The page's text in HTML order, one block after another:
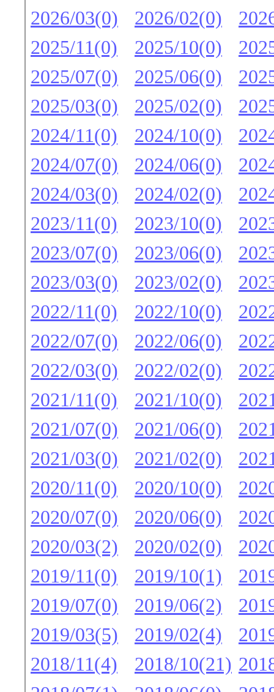
2026/03(0)
2026/02(0)
2025/11(0)
2025/10(0)
2025/07(0)
2025/06(0)
2025/03(0)
2025/02(0)
2024/11(0)
2024/10(0)
2024/07(0)
2024/06(0)
2024/03(0)
2024/02(0)
2023/11(0)
2023/10(0)
2023/07(0)
2023/06(0)
2023/03(0)
2023/02(0)
2022/11(0)
2022/10(0)
2022/07(0)
2022/06(0)
2022/03(0)
2022/02(0)
2021/11(0)
2021/10(0)
2021/07(0)
2021/06(0)
2021/03(0)
2021/02(0)
2020/11(0)
2020/10(0)
2020/07(0)
2020/06(0)
2020/03(2)
2020/02(0)
2019/11(0)
2019/10(1)
2019/07(0)
2019/06(2)
2019/03(5)
2019/02(4)
2018/11(4)
2018/10(21)